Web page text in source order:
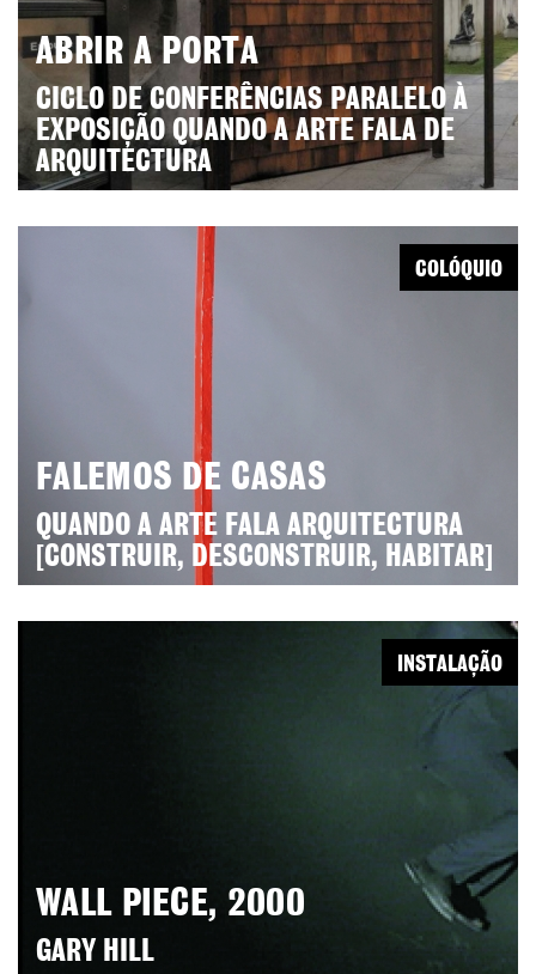
ABRIR A PORTA
CICLO DE CONFERÊNCIAS PARALELO À
EXPOSIÇÃO QUANDO A ARTE FALA DE
ARQUITECTURA
FALEMOS DE CASAS
QUANDO A ARTE FALA ARQUITECTURA
[CONSTRUIR, DESCONSTRUIR, HABITAR]
COLÓQUIO
WALL PIECE, 2000
GARY HILL
INSTALAÇÃO